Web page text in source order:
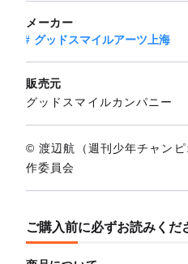
メーカー
グッドスマイルアーツ上海
販売元
グッドスマイルカンパニー
© 渡辺航（週刊少年チャン
作委員会
ご購入前に必ずお読みくだ